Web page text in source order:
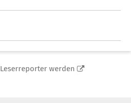
Leserreporter werden